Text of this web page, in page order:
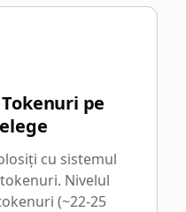
pe
cu sistemul
Nivelul
(~22-25